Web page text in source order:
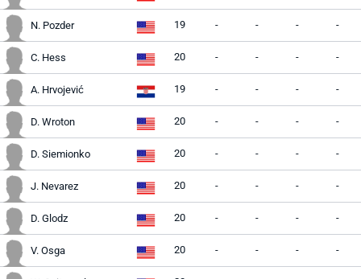
N. Pozder 19 - - - -
C. Hess 20 - - - -
A. Hrvojević 19 - - - -
D. Wroton 20 - - - -
D. Siemionko 20 - - - -
J. Nevarez 20 - - - -
D. Glodz 20 - - - -
V. Osga 20 - - - -